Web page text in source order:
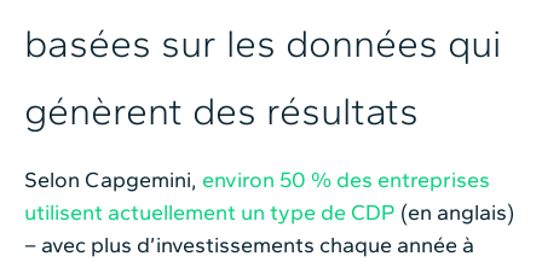
basées sur les données qui
génèrent des résultats
Selon Capgemini, environ 50 % des entreprises
utilisent actuellement un type de CDP (en anglais)
– avec plus d’investissements chaque année à